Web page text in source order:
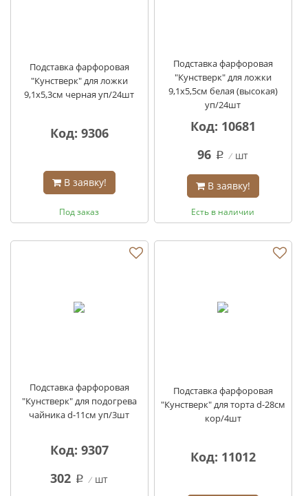
Подставка фарфоровая
"Кунстверк" для ложки
9,1х5,3см черная уп/24шт
Код: 9306
В заявку!
Под заказ
Подставка фарфоровая
"Кунстверк" для ложки
9,1х5,5см белая (высокая)
уп/24шт
Код: 10681
96 q шт
В заявку!
Есть в наличии
Подставка фарфоровая
"Кунстверк" для подогрева
чайника d-11см уп/3шт
Код: 9307
302 q шт
Подставка фарфоровая
"Кунстверк" для торта d-28см
кор/4шт
Код: 11012